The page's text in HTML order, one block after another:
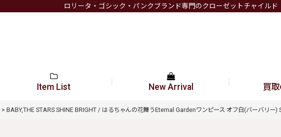
ロリータ・ゴシック・パンクブランド専門のクローゼットチャイルド
Item List New Arrival 買
> BABY,THE STARS SHINE BRIGHT / はるちゃんの花舞うEternal Gardenワンピース オフ白(バーバリー)